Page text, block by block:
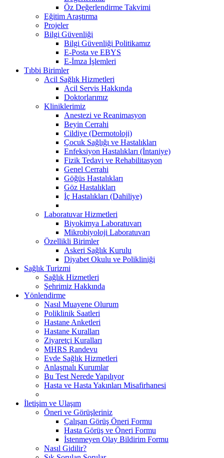
Öz Değerlendirme Takvimi
Eğitim Araştırma
Projeler
Bilgi Güvenliği
Bilgi Güvenliği Politikamız
E-Posta ve EBYS
E-İmza İşlemleri
Tıbbi Birimler
Acil Sağlık Hizmetleri
Acil Servis Hakkında
Doktorlarımız
Kliniklerimiz
Anestezi ve Reanimasyon
Beyin Cerrahi
Cildiye (Dermotoloji)
Çocuk Sağlığı ve Hastalıkları
Enfeksiyon Hastalıkları (İntaniye)
Fizik Tedavi ve Rehabilitasyon
Genel Cerrahi
Göğüs Hastalıkları
Göz Hastalıkları
İç Hastalıkları (Dahiliye)
Laboratuvar Hizmetleri
Biyokimya Laboratuvarı
Mikrobiyoloji Laboratuvarı
Özellikli Birimler
Askeri Sağlık Kurulu
Diyabet Okulu ve Polikliniği
Sağlık Turizmi
Sağlık Hizmetleri
Şehrimiz Hakkında
Yönlendirme
Nasıl Muayene Olurum
Poliklinik Saatleri
Hastane Anketleri
Hastane Kuralları
Ziyaretçi Kuralları
MHRS Randevu
Evde Sağlık Hizmetleri
Anlaşmalı Kurumlar
Bu Test Nerede Yapılıyor
Hasta ve Hasta Yakınları Misafirhanesi
İletişim ve Ulaşım
Öneri ve Görüşleriniz
Çalışan Görüş Öneri Formu
Hasta Görüş ve Öneri Formu
İstenmeyen Olay Bildirim Formu
Nasıl Gidilir?